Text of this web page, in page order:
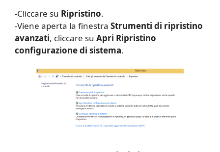
-Cliccare su Ripristino.
-Viene aperta la finestra Strumenti di ripristino
avanzati, cliccare su Apri Ripristino
configurazione di sistema.